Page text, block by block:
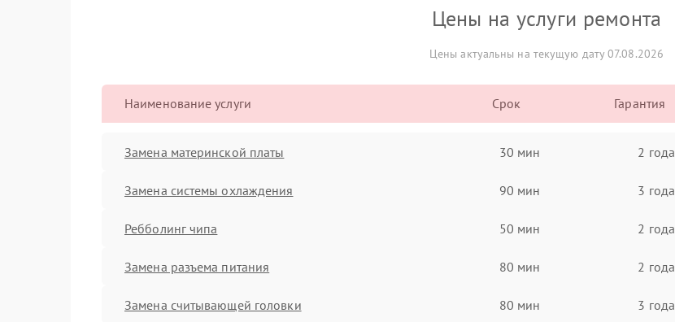
Цены на услуги ремонта
Цены актуальны на текущую дату 07.08.2026
Наименование услуги Срок Гарантия
Замена материнской платы 30 мин 2 года
Замена системы охлаждения 90 мин 3 года
Ребболинг чипа 50 мин 2 года
Замена разъема питания 80 мин 2 года
Замена считывающей головки 80 мин 3 года